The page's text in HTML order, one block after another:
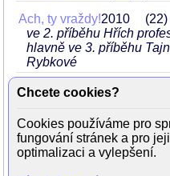
Ach, ty vraždy!2010 22
ve 2. příběhu Hřích
hlavně ve 3. příběhu
Rybkové
Bez tváře2009 Lots-
má hezkou milostnou
z boku a v šeru
Hrobník2009 21 (Dita)
Chcete cookies?
Cookies používáme pro
fungování stránek a pro
optimalizaci a vylepšení.